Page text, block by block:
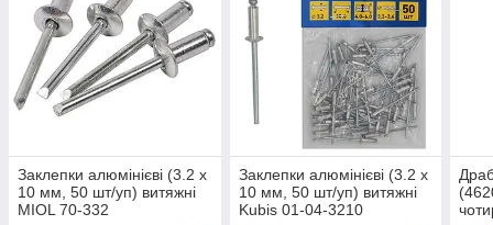
Заклепки алюмінієві (3.2 х
10 мм, 50 шт/уп) витяжні
MIOL 70-332
Заклепки алюмінієві (3.2 х
10 мм, 50 шт/уп) витяжні
Kubis 01-04-3210